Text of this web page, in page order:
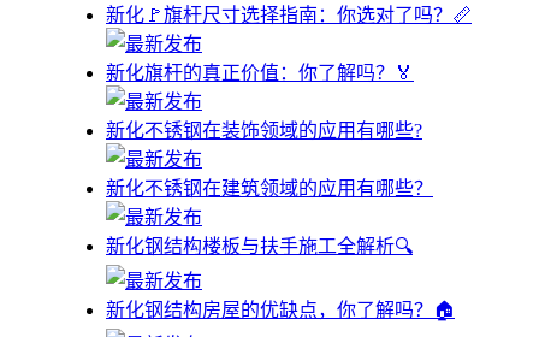
新化🚩旗杆尺寸选择指南：你选对了吗？📏
新化旗杆的真正价值：你了解吗？🏅
新化不锈钢在装饰领域的应用有哪些?
新化不锈钢在建筑领域的应用有哪些？
新化钢结构楼板与扶手施工全解析🔍
新化钢结构房屋的优缺点，你了解吗？🏠